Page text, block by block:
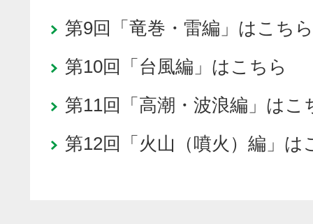
第9回「竜巻・雷編」はこちら
第10回「台風編」はこちら
第11回「高潮・波浪編」はこ
第12回「火山（噴火）編」は